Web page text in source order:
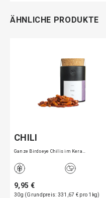
ÄHNLICHE PRODUKTE
CHILI
Ganze Birdseye Chilis im Kera…
9,95 €
30g (Grundpreis: 331,67 € pro 1kg)